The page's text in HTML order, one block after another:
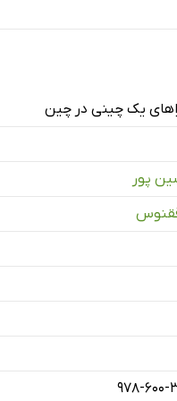
یک چینی در چین
پور
ققنوس
978-600-